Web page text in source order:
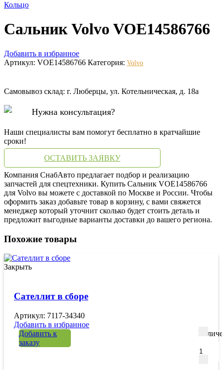
Кольцо
Сальник Volvo VOE14586766
Добавить в избранное
Артикул: VOE14586766 Категория: Volvo
Самовывоз склад: г. Люберцы, ул. Котельническая, д. 18а
Нужна консультация?
Наши специалисты вам помогут бесплатно в кратчайшие
сроки!
ОСТАВИТЬ ЗАЯВКУ
Компания СнабАвто предлагает подбор и реализацию
запчастей для спецтехники. Купить Сальник VOE14586766
для Volvo вы можете с доставкой по Москве и России. Чтобы
оформить заказ добавьте товар в корзину, с вами свяжется
менеджер который уточнит сколько будет стоить деталь и
предложит выгодные варианты доставки до вашего региона.
Похожие товары
Закрыть
Сателлит в сборе
Артикул: 7117-34340
Добавить в избранное
Добавить к
заказу